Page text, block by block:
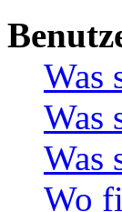
Was
Was
Was
Wo